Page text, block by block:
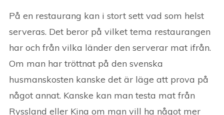
På en restaurang kan i stort sett vad som helst
serveras. Det beror på vilket tema restaurangen
har och från vilka länder den serverar mat ifrån.
Om man har tröttnat på den svenska
husmanskosten kanske det är läge att prova på
något annat. Kanske kan man testa mat från
Ryssland eller Kina om man vill ha något mer